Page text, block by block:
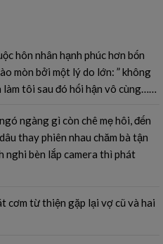
hôn nhân hạnh phúc hơn bốn
mòn bởi một lý do lớn: ” không
làm tôi sau đó hối hận vô cùng……
ngàng gì còn chê mẹ hôi, đến
thay phiên nhau chăm bà tận
nghi bèn lắp camera thì phát
cơm từ thiện gặp lại vợ cũ và hai